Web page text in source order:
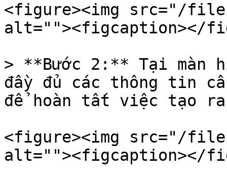
<figure><img src="/files/
alt=""><figcaption></
> **Bước 2:** Tại màn
đầy đủ các thông tin
để hoàn tất việc tạo
<figure><img src="/files/
alt=""><figcaption></